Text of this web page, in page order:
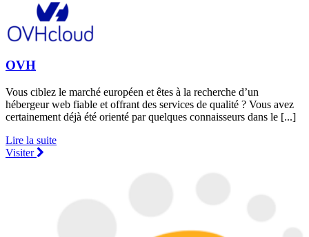
OVH
Vous ciblez le marché européen et êtes à la recherche d’un
hébergeur web fiable et offrant des services de qualité ? Vous avez
certainement déjà été orienté par quelques connaisseurs dans le [...]
Lire la suite
Visiter